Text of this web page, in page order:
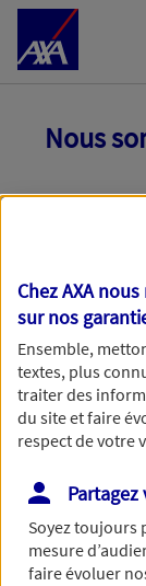
Accéder au Contenu
Nous
Toutes nos
de traiter
Chez AXA
sur nos
Ensemble,
textes, plus
traiter des
du site et faire
respect de votre
Soyez toujours
mesure
faire évoluer